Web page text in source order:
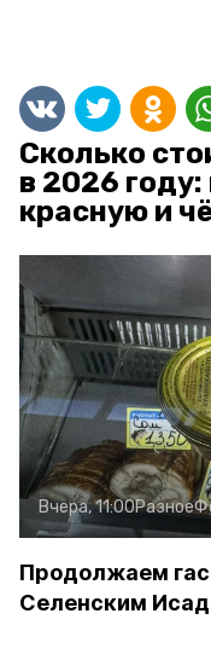
Сколько
в 2026
красную и
Вчера, 11:00Разное
Продолжаем
Селенским